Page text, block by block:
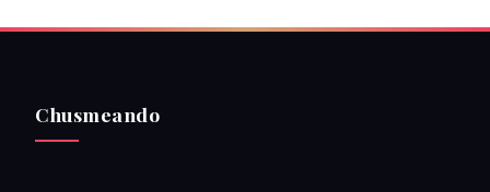
Chusmeando